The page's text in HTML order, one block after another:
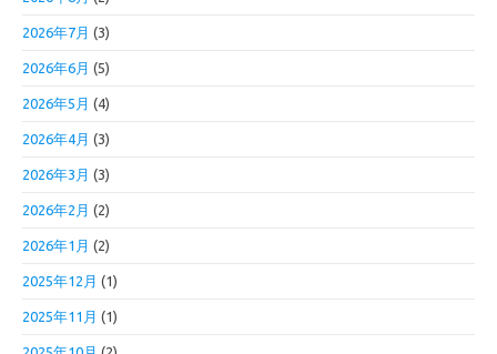
2026年7月 (3)
2026年6月 (5)
2026年5月 (4)
2026年4月 (3)
2026年3月 (3)
2026年2月 (2)
2026年1月 (2)
2025年12月 (1)
2025年11月 (1)